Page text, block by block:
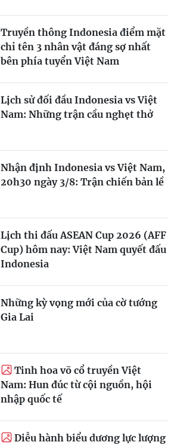
Truyền thông Indonesia điểm mặt
chỉ tên 3 nhân vật đáng sợ nhất
bên phía tuyển Việt Nam
Lịch sử đối đầu Indonesia vs Việt
Nam: Những trận cầu nghẹt thở
Nhận định Indonesia vs Việt Nam,
20h30 ngày 3/8: Trận chiến bản lề
Lịch thi đấu ASEAN Cup 2026 (AFF
Cup) hôm nay: Việt Nam quyết đấu
Indonesia
Những kỳ vọng mới của cờ tướng
Gia Lai
Tinh hoa võ cổ truyền Việt
Nam: Hun đúc từ cội nguồn, hội
nhập quốc tế
Diễu hành biểu dương lực lượng